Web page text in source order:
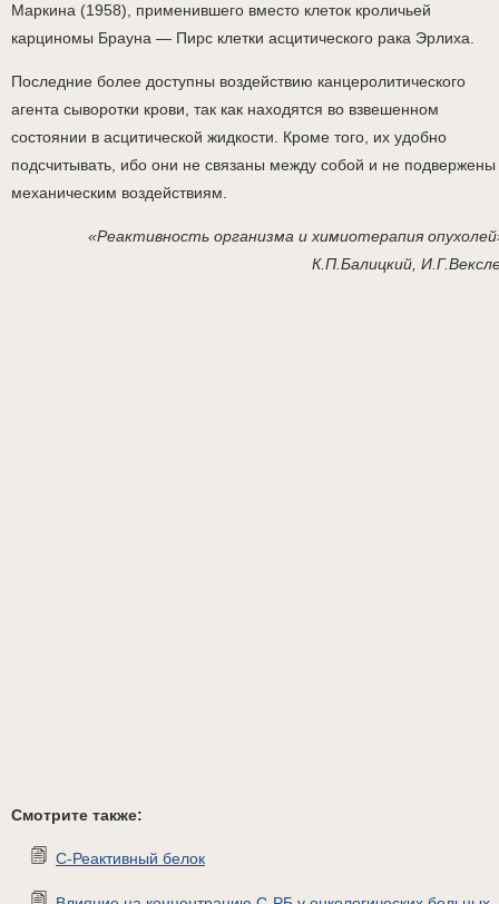
Маркина (1958), применившего вместо клеток кроличьей
карциномы Брауна — Пирс клетки асцитического рака Эрлиха.
Последние более доступны воздействию канцеролитического
агента сыворотки крови, так как находятся во взвешенном
состоянии в асцитической жидкости. Кроме того, их удобно
подсчитывать, ибо они не связаны между собой и не подвержены
механическим воздействиям.
«Реактивность организма и химиотерапия
К.П.Балицкий,
Смотрите также:
С-Реактивный белок